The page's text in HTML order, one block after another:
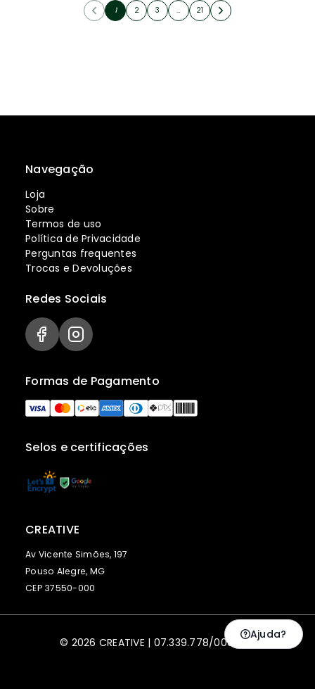
1 2 3 … 21
Navegação
Loja
Sobre
Termos de uso
Política de Privacidade
Perguntas frequentes
Trocas e Devoluções
Selos e certificações
Formas de Pagamento
Redes Sociais
CREATIVE
Av Vicente Simões, 197
Pouso Alegre, MG
CEP 37550-000
© 2026 CREATIVE | 07.339.778/0001-79
Ajuda?